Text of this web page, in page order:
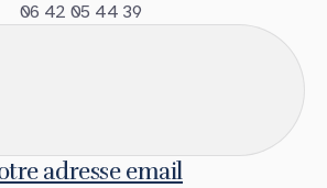
06 42 05 44 39
adresse email